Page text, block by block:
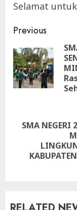
Selamat
Continue
Reading
Previous
post:
SMA NEGERI